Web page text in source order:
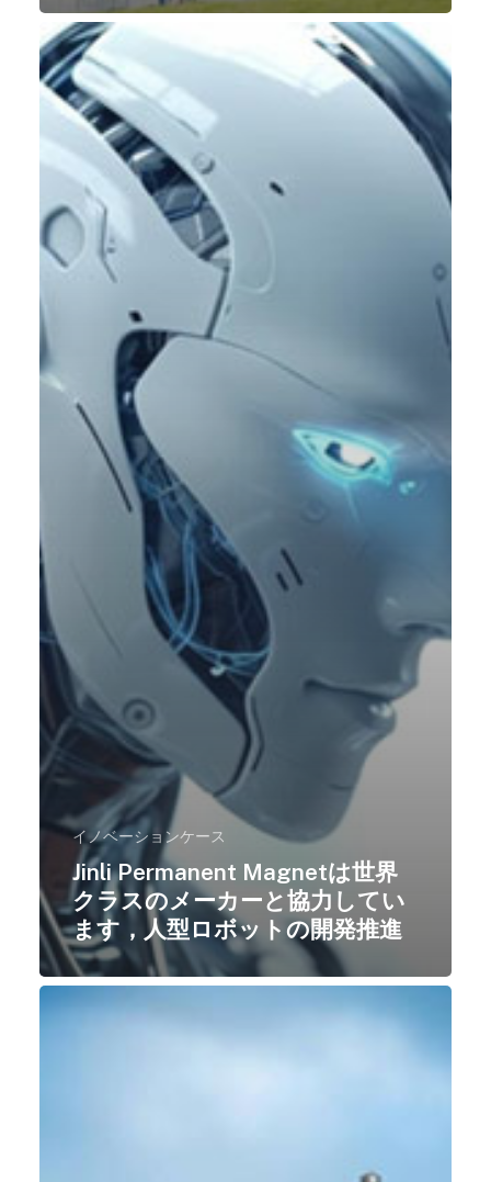
イノベーションケース
Jinli Permanent Magnetは世界
クラスのメーカーと協力してい
ます，人型ロボットの開発推進
開発履歴
企業の栄誉
磁気成分
磁気装置
製品アプリケーション
イノベーションケース
生産機器
持続可能な開発
ESGレポート
モーターと磁石のリサ
会社のニュース
最新ニュース
お問い合わせ
English
JL Mag Innovation
+86 181 7907 4071